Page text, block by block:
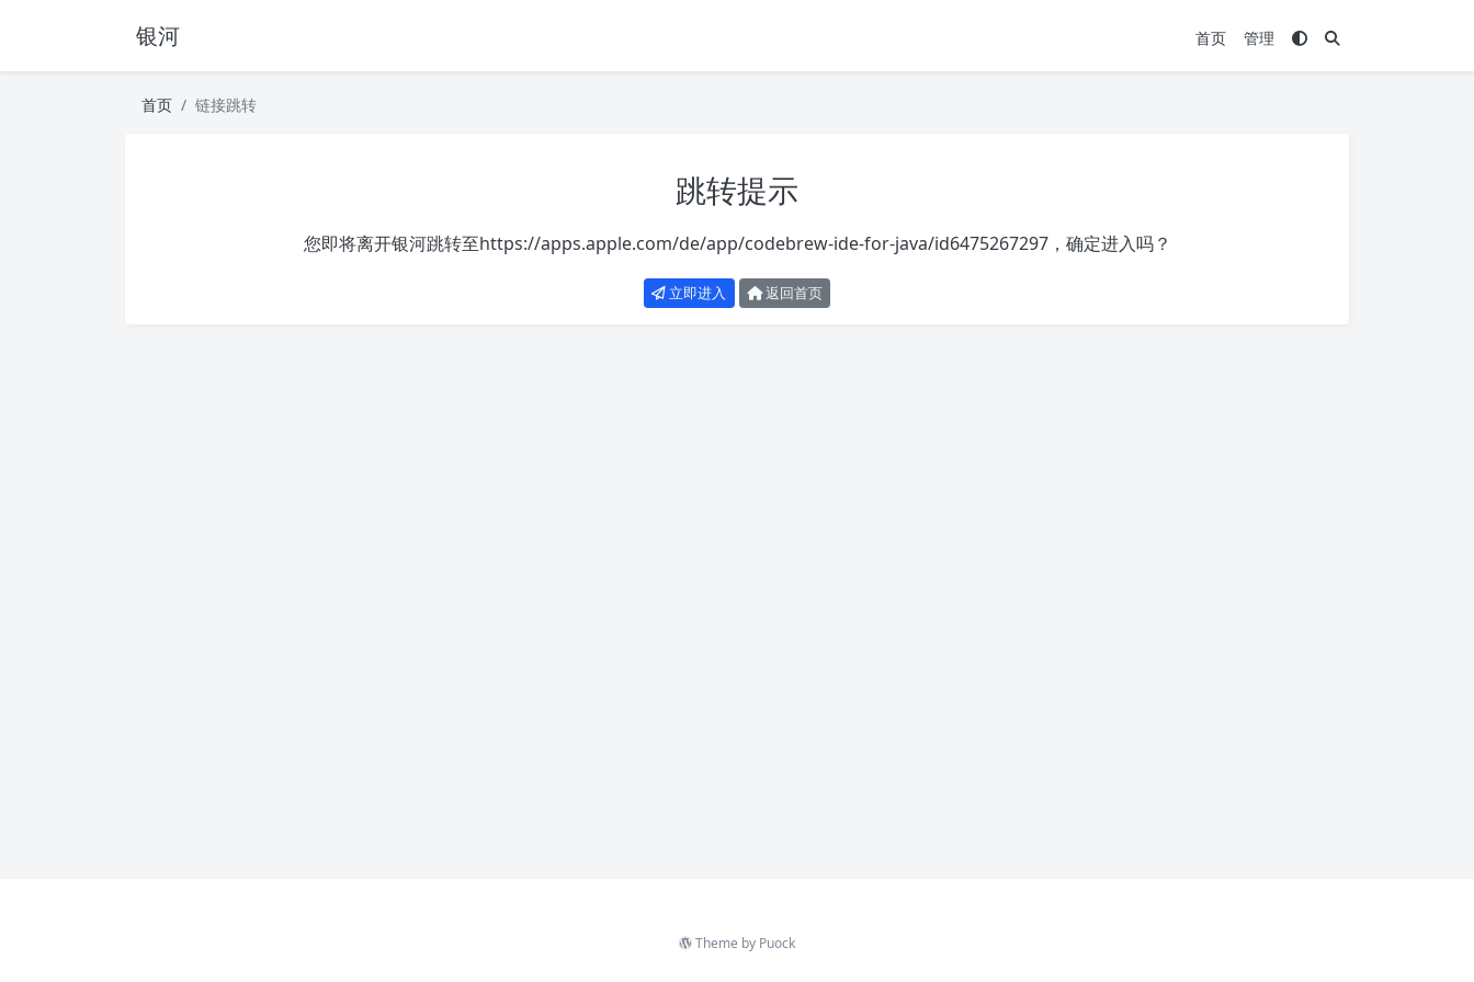
银河 首页 管理
首页 链接跳转
跳转提示
您即将离开银河跳转至https://apps.apple.com/de/app/codebrew-ide-for-java/id6475267297，确定进入吗？
立即进入 返回首页
Theme by Puock